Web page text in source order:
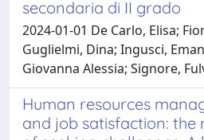
secondaria di II grado
2024-01-01 De Carlo, Elisa;
Guglielmi, Dina; Ingusci,
Giovanna Alessia; Signore,
Human resources
and job satisfaction: